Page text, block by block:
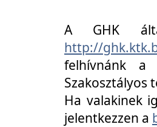
A GHK
http://
felhívnánk a
Szakosztályos
Ha valakinek
jelentkezzen a